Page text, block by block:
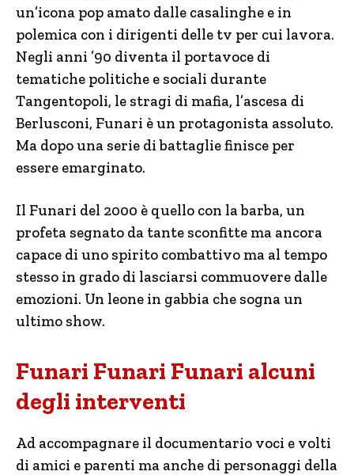
un’icona pop amato dalle casalinghe e in
polemica con i dirigenti delle tv per cui lavora.
Negli anni ’90 diventa il portavoce di
tematiche politiche e sociali durante
Tangentopoli, le stragi di mafia, l’ascesa di
Berlusconi, Funari è un protagonista assoluto.
Ma dopo una serie di battaglie finisce per
essere emarginato.
Il Funari del 2000 è quello con la barba, un
profeta segnato da tante sconfitte ma ancora
capace di uno spirito combattivo ma al tempo
stesso in grado di lasciarsi commuovere dalle
emozioni. Un leone in gabbia che sogna un
ultimo show.
Funari Funari Funari alcuni
degli interventi
Ad accompagnare il documentario voci e volti
di amici e parenti ma anche di personaggi della